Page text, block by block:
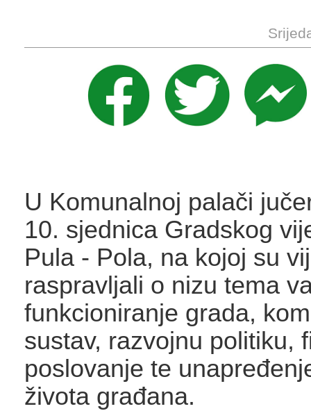
U Komunalnoj palači
10. sjednica Gradskog
Pula - Pola, na kojoj su
raspravljali o nizu tema
funkcioniranje grada,
sustav, razvojnu politiku,
poslovanje te
života građana.